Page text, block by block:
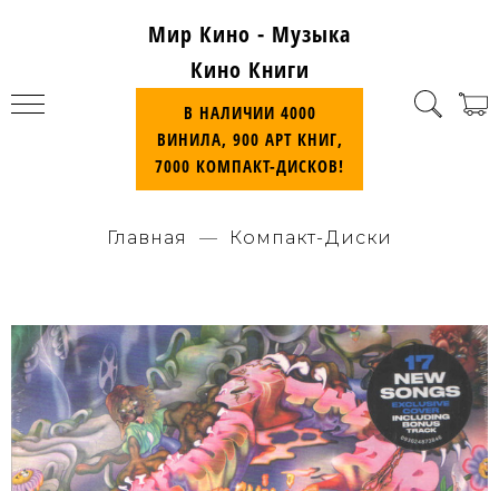
Мир Кино - Музыка
Кино Книги
В НАЛИЧИИ 4000
ВИНИЛА, 900 АРТ КНИГ,
7000 КОМПАКТ-ДИСКОВ!
Главная Компакт-Диски